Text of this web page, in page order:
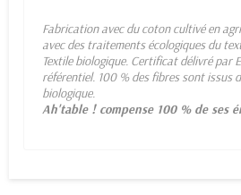
Fabrication avec du coton cultivé en
avec des traitements écologiques du
Textile biologique. Certificat délivré par
référentiel. 100 % des fibres sont issus
biologique.
Ah'table ! compense 100 % de ses